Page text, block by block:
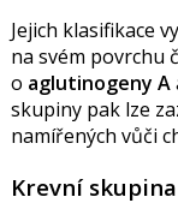
Jejich klasifikace
na svém povrchu
o aglutinogeny A
skupiny pak lze
namířených vůči
Krevní